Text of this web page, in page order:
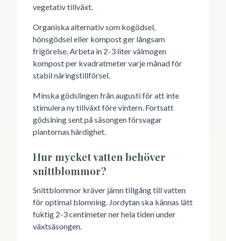
vegetativ tillväxt.
Organiska alternativ som kogödsel,
hönsgödsel eller kompost ger långsam
frigörelse. Arbeta in 2-3 liter välmogen
kompost per kvadratmeter varje månad för
stabil näringstillförsel.
Minska gödslingen från augusti för att inte
stimulera ny tillväxt före vintern. Fortsatt
gödslning sent på säsongen försvagar
plantornas härdighet.
Hur mycket vatten behöver
snittblommor?
Snittblommor kräver jämn tillgång till vatten
för optimal blomning. Jordytan ska kännas lätt
fuktig 2-3 centimeter ner hela tiden under
växtsäsongen.